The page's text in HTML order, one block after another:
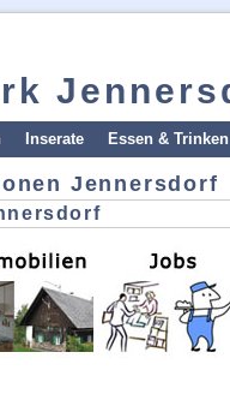
Inserate Essen & Trinken
Jennersdorf